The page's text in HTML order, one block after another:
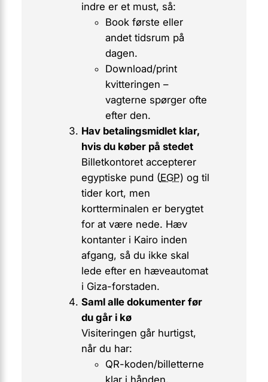
indre er et must, så:
Book første eller
andet tidsrum på
dagen.
Download/print
kvitteringen –
vagterne spørger ofte
efter den.
Hav betalingsmidlet klar,
hvis du køber på stedet
Billetkontoret accepterer
egyptiske pund (EGP) og til
tider kort, men
kortterminalen er berygtet
for at være nede. Hæv
kontanter i Kairo inden
afgang, så du ikke skal
lede efter en hæveautomat
i Giza-forstaden.
Saml alle dokumenter før
du går i kø
Visiteringen går hurtigst,
når du har:
QR-koden/billetterne